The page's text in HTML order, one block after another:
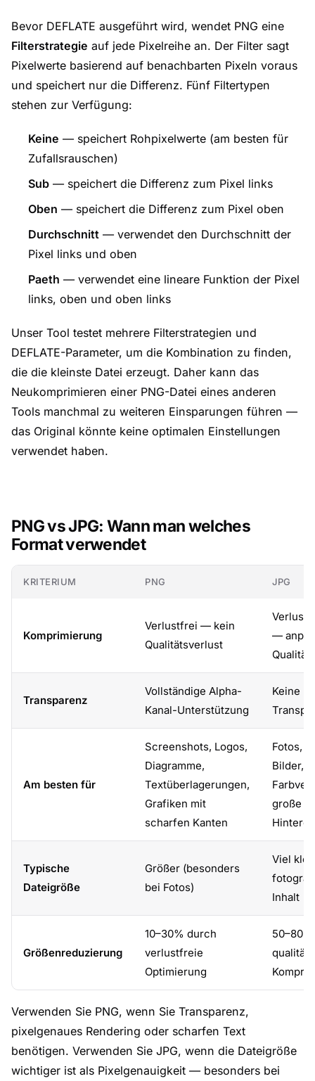
Bevor DEFLATE ausgeführt wird, wendet PNG eine
Filterstrategie auf jede Pixelreihe an. Der Filter sagt
Pixelwerte basierend auf benachbarten Pixeln voraus
und speichert nur die Differenz. Fünf Filtertypen
stehen zur Verfügung:
Keine — speichert Rohpixelwerte (am besten für
Zufallsrauschen)
Sub — speichert die Differenz zum Pixel links
Oben — speichert die Differenz zum Pixel oben
Durchschnitt — verwendet den Durchschnitt der
Pixel links und oben
Paeth — verwendet eine lineare Funktion der Pixel
links, oben und oben links
Unser Tool testet mehrere Filterstrategien und
DEFLATE-Parameter, um die Kombination zu finden,
die die kleinste Datei erzeugt. Daher kann das
Neukomprimieren einer PNG-Datei eines anderen
Tools manchmal zu weiteren Einsparungen führen —
das Original könnte keine optimalen Einstellungen
verwendet haben.
PNG vs JPG: Wann man welches
Format verwendet
KRITERIUM PNG JPG
Komprimierung
Verlustfrei — kein
Qualitätsverlust
—
Qualität
Transparenz
Vollständige Alpha-
Kanal-Unterstützung
Keine
Am besten für
Screenshots, Logos,
Diagramme,
Textüberlagerungen,
Grafiken mit
scharfen Kanten
Fotos,
Bilder,
große
Typische
Dateigröße
Größer (besonders
bei Fotos)
Viel
Inhalt
Größenreduzierung
10–30% durch
verlustfreie
Optimierung
Verwenden Sie PNG, wenn Sie Transparenz,
pixelgenaues Rendering oder scharfen Text
benötigen. Verwenden Sie JPG, wenn die Dateigröße
wichtiger ist als Pixelgenauigkeit — besonders bei